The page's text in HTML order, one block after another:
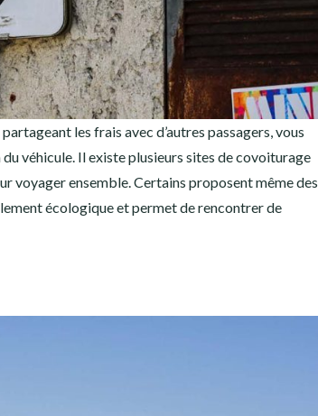
les frais avec d’autres passagers, vous
véhicule. Il existe plusieurs sites de covoiturage
voyager ensemble. Certains proposent même des
écologique et permet de rencontrer de